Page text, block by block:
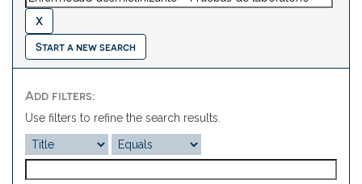
Start a new search
Add filters:
Use filters to refine the search results.